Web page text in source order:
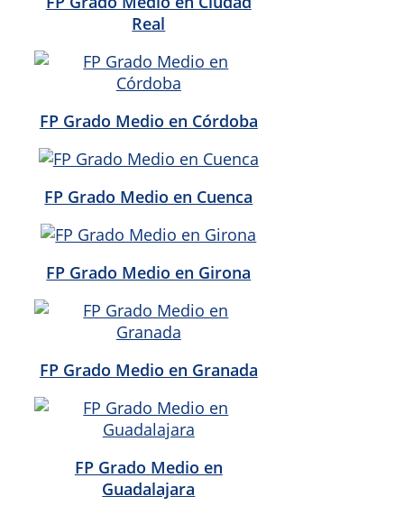
Real
FP Grado Medio en Córdoba
FP Grado Medio en Cuenca
FP Grado Medio en Girona
FP Grado Medio en Granada
FP Grado Medio en
Guadalajara